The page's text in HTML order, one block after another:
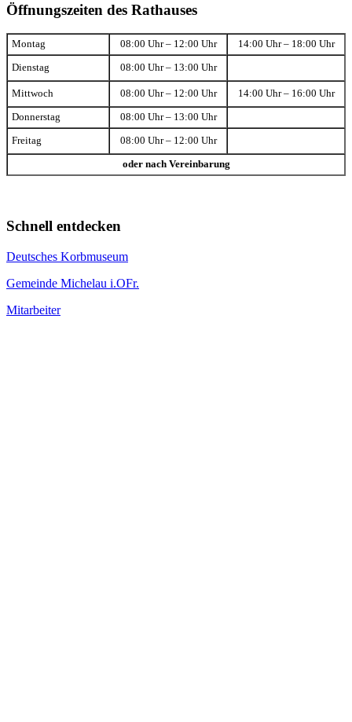
Öffnungszeiten des Rathauses
Montag 08:00 Uhr – 12:00 Uhr 14:00 Uhr – 18:00 Uhr
Dienstag 08:00 Uhr – 13:00 Uhr
Mittwoch 08:00 Uhr – 12:00 Uhr 14:00 Uhr – 16:00 Uhr
Donnerstag 08:00 Uhr – 13:00 Uhr
Freitag 08:00 Uhr – 12:00 Uhr
oder nach Vereinbarung
Schnell entdecken
Deutsches Korbmuseum
Gemeinde Michelau i.OFr.
Mitarbeiter